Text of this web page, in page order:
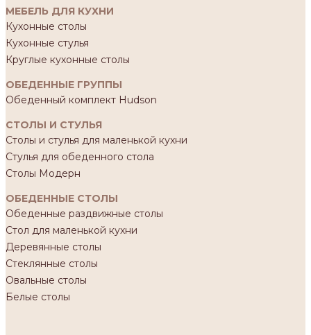
МЕБЕЛЬ ДЛЯ КУХНИ
Кухонные столы
Кухонные стулья
Круглые кухонные столы
ОБЕДЕННЫЕ ГРУППЫ
Обеденный комплект Hudson
СТОЛЫ И СТУЛЬЯ
Столы и стулья для маленькой кухни
Стулья для обеденного стола
Столы Модерн
ОБЕДЕННЫЕ СТОЛЫ
Обеденные раздвижные столы
Стол для маленькой кухни
Деревянные столы
Стеклянные столы
Овальные столы
Белые столы